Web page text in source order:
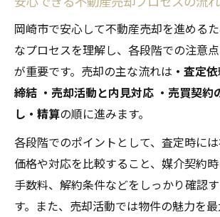
岡崎市で安心して不動産売却を進める
なプロセスを理解し、各段階での注意
が重要です。売却の主な流れは ・査定
締結 ・売却活動と内見対応 ・売買契約
し・精算の順に進みます。
各段階でのポイントとして、査定時に
価格や対応を比較すること、媒介契約
手数料、解約条件などをしっかり確認
す。また、売却活動では物件の魅力を